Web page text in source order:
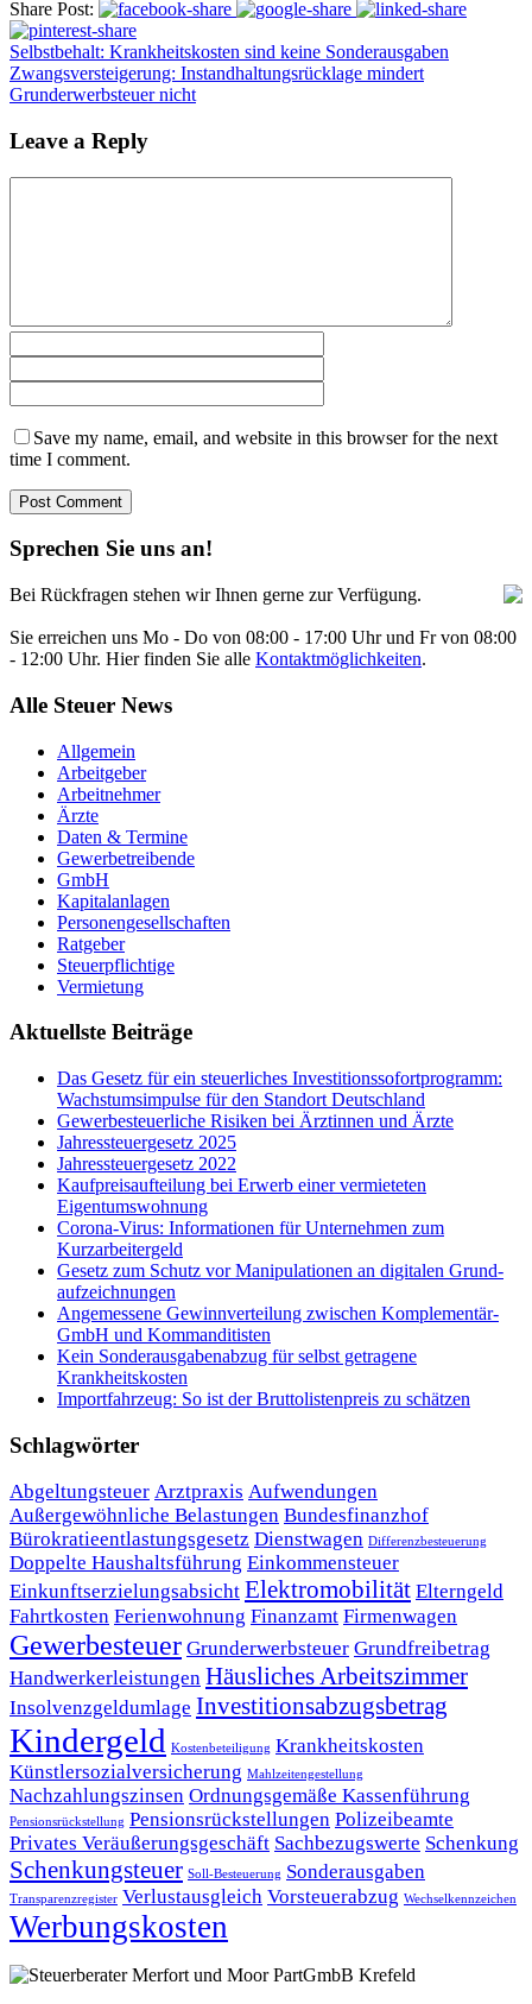
Share Post:
Selbstbehalt: Krankheitskosten sind keine Sonderausgaben
Zwangsversteigerung: Instandhaltungsrücklage mindert
Grunderwerbsteuer nicht
Leave a Reply
Save my name, email, and website in this browser for the next
time I comment.
Sprechen Sie uns an!
Bei Rückfragen stehen wir Ihnen gerne zur Verfügung.
Sie erreichen uns Mo - Do von 08:00 - 17:00 Uhr und Fr von 08:00
- 12:00 Uhr. Hier finden Sie alle Kontaktmöglichkeiten.
Alle Steuer News
Allgemein
Arbeitgeber
Arbeitnehmer
Ärzte
Daten & Termine
Gewerbetreibende
GmbH
Kapitalanlagen
Personengesellschaften
Ratgeber
Steuerpflichtige
Vermietung
Aktuellste Beiträge
Das Gesetz für ein steuerliches Investitionssofortprogramm:
Wachstumsimpulse für den Standort Deutschland
Gewerbesteuerliche Risiken bei Ärztinnen und Ärzte
Jahressteuergesetz 2025
Jahressteuergesetz 2022
Kaufpreisaufteilung bei Erwerb einer vermieteten
Eigentumswohnung
Corona-Virus: Informationen für Unternehmen zum
Kurzarbeitergeld
Ge­setz zum Schutz vor Ma­ni­pu­la­tio­nen an di­gi­ta­len Grund­
auf­zeich­nun­gen
Angemessene Gewinnverteilung zwischen Komplementär-
GmbH und Kommanditisten
Kein Sonderausgabenabzug für selbst getragene
Krankheitskosten
Importfahrzeug: So ist der Bruttolistenpreis zu schätzen
Schlagwörter
Abgeltungsteuer Arztpraxis Aufwendungen
Außergewöhnliche Belastungen Bundesfinanzhof
Bürokratieentlastungsgesetz Dienstwagen Differenzbesteuerung
Doppelte Haushaltsführung Einkommensteuer
Einkunftserzielungsabsicht Elektromobilität Elterngeld
Fahrtkosten Ferienwohnung Finanzamt Firmenwagen
Gewerbesteuer Grunderwerbsteuer Grundfreibetrag
Handwerkerleistungen Häusliches Arbeitszimmer
Insolvenzgeldumlage Investitionsabzugsbetrag
Kindergeld Kostenbeteiligung Krankheitskosten
Künstlersozialversicherung Mahlzeitengestellung
Nachzahlungszinsen Ordnungsgemäße Kassenführung
Pensionsrückstellung Pensionsrückstellungen Polizeibeamte
Privates Veräußerungsgeschäft Sachbezugswerte Schenkung
Schenkungsteuer Soll-Besteuerung Sonderausgaben
Transparenzregister Verlustausgleich Vorsteuerabzug Wechselkennzeichen
Werbungskosten